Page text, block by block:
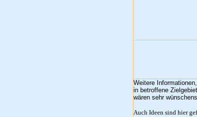
Weitere
in betroffene
wären sehr
Auch Ideen sind hier